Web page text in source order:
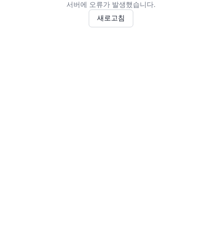
서버에 오류가 발생했습니다.
새로고침